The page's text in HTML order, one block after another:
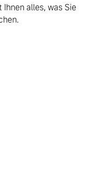
alles, was Sie